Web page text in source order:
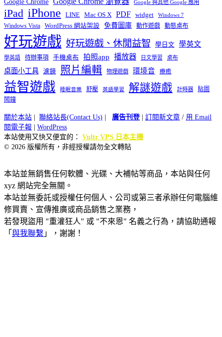
Google 與其他 Google 應用
iPad iPhone LINE Mac OS X PDF widget Windows 7
Windows Vista WordPress 網站架設 免費圖庫 動作遊戲 動態桌布
好玩遊戲 好玩遊戲、休閒益智 學日文 學英文
學英語 待辦事項 手機桌布 拍照app 播放器 日文學習 桌布
桌面小工具 濾鏡 照片編輯 物理遊戲 環境音 療癒
益智遊戲 睡眠音樂 舒壓 英語學習 解謎遊戲 計時器
貼圖
鬧鐘
關於本站 聯絡站長(Contact Us) 廣告刊登| 訂閱新文章 / 用 Email
閱電子報
WordPress
本站使用又快又便宜的： Vultr VPS 日本主機
© 2026 版權所有，非經授權請勿全文轉貼
本站並無銷售任何軟體、光碟、大補帖等商品，本站與任何
xyz 網站完全無關。
本站並無委託或授權任何個人、公司或第三者承辦任何電腦維
修買賣、宣傳推廣或商品銷售之業務，
若發現盜用 "重灌狂人" 或 "不來恩" 名義之行為，請協助通報
「 與我聯繫 」，謝謝！